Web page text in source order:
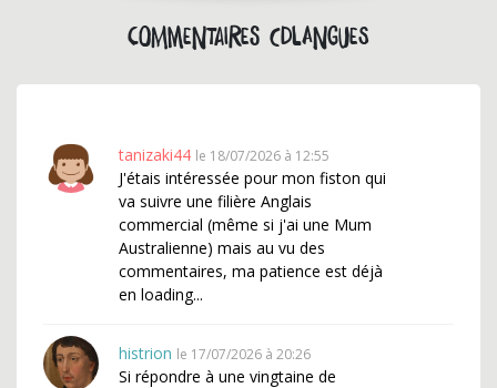
Commentaires cdlangues
tanizaki44 le 18/07/2026 à 12:55
J'étais intéressée pour mon fiston qui
va suivre une filière Anglais
commercial (même si j'ai une Mum
Australienne) mais au vu des
commentaires, ma patience est déjà
en loading...
histrion le 17/07/2026 à 20:26
Si répondre à une vingtaine de